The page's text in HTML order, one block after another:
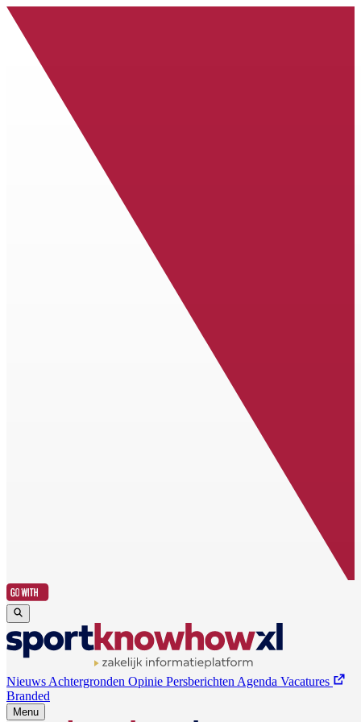
Nieuws Achtergronden Opinie Persberichten Agenda Vacatures
Branded
Menu